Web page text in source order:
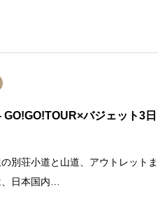
バジェット3日
別荘小道と山道、アウトレットま
日本国内…